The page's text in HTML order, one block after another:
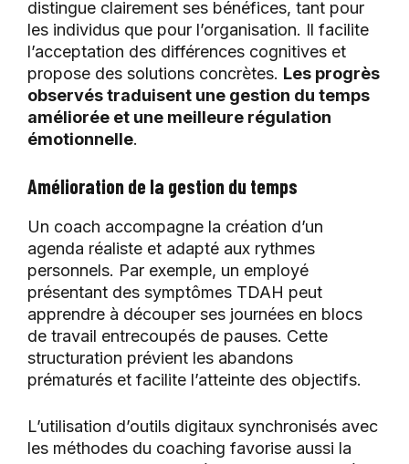
distingue clairement ses bénéfices, tant pour
les individus que pour l’organisation. Il facilite
l’acceptation des différences cognitives et
propose des solutions concrètes. Les progrès
observés traduisent une gestion du temps
améliorée et une meilleure régulation
émotionnelle.
Amélioration de la gestion du temps
Un coach accompagne la création d’un
agenda réaliste et adapté aux rythmes
personnels. Par exemple, un employé
présentant des symptômes TDAH peut
apprendre à découper ses journées en blocs
de travail entrecoupés de pauses. Cette
structuration prévient les abandons
prématurés et facilite l’atteinte des objectifs.
L’utilisation d’outils digitaux synchronisés avec
les méthodes du coaching favorise aussi la